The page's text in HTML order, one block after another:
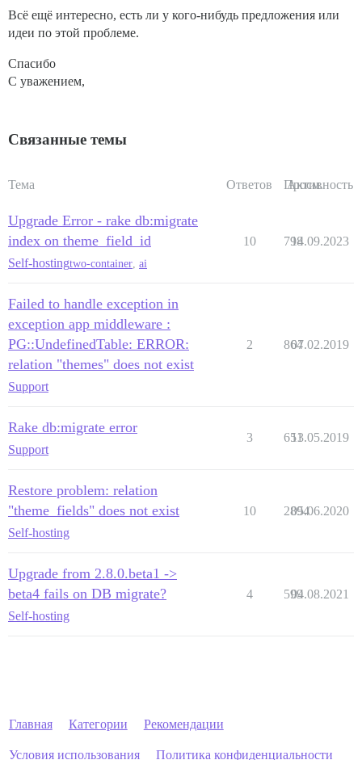
Всё ещё интересно, есть ли у кого-нибудь предложения или
идеи по этой проблеме.
Спасибо
С уважением,
Связанные темы
Тема Ответов Просм.
Активность
Upgrade Error - rake db:migrate
index on theme_field_id
Self-hostingtwo-container ai
10 798
14.09.2023
Failed to handle exception in
exception app middleware :
PG::UndefinedTable: ERROR:
relation "themes" does not exist
Support
2 864
07.02.2019
Rake db:migrate error
Support
3 651
13.05.2019
Restore problem: relation
"theme_fields" does not exist
Self-hosting
10 2894
05.06.2020
Upgrade from 2.8.0.beta1 ->
beta4 fails on DB migrate?
Self-hosting
4 599
04.08.2021
Главная Категории Рекомендации
Условия использования Политика конфиденциальности